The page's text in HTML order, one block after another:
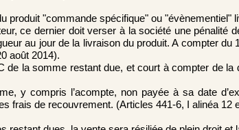
produit "commande spécifique" ou
ce dernier doit verser à la société une pénalité
au jour de la livraison du produit. A compter
août 2014).
de la somme restant due, et court à compter de
y compris l’acompte, non payée à sa date
frais de recouvrement. (Articles 441-6, I alinéa 12